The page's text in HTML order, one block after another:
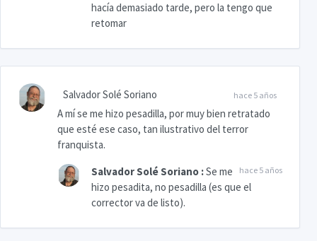
hacía demasiado tarde, pero la tengo que
retomar
hace 5 años
Salvador Solé Soriano
A mí se me hizo pesadilla, por muy bien retratado
que esté ese caso, tan ilustrativo del terror
franquista.
Salvador Solé Soriano : hace 5 años
Se me
hizo pesadita, no pesadilla (es que el
corrector va de listo).